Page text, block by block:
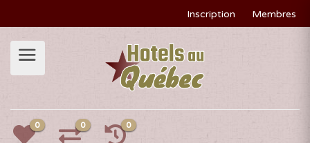
Inscription Membres
0 0 0